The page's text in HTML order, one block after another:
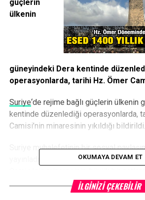
güçlerin
ülkenin
güneyindeki Dera kentinde
operasyonlarda, tarihi Hz. Ömer
Suriye‘de rejime bağlı güçlerin ülkenin
kentinde düzenlediği operasyonlarda,
Camisi’nin minaresinin yıkıldığı bildirildi.
Suriye muhalefetinin bir sosyal
yayınladığı görüntülerde, Dera’daki
yıkıldığı görülüyor. Muhalifler, caminin
bağlı güçlerin saldırısı sonucunda
OKUMAYA DEVAM ET
İLGINIZI ÇEKEBILIR